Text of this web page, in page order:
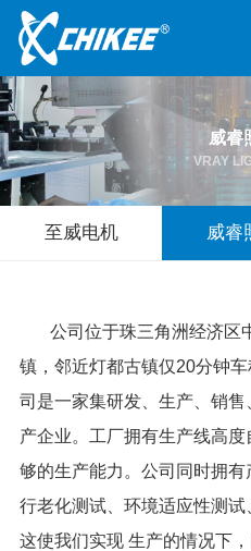
威睿
VRAY
至威电机 威睿
公司位于珠三角洲经济区
镇，邻近灯都古镇仅20分钟
司是一家集研发、生产、销
产企业。工厂拥有生产线高
够的生产能力。公司同时拥
行老化测试、环境适应性测试
这使我们实现 生产的情况下